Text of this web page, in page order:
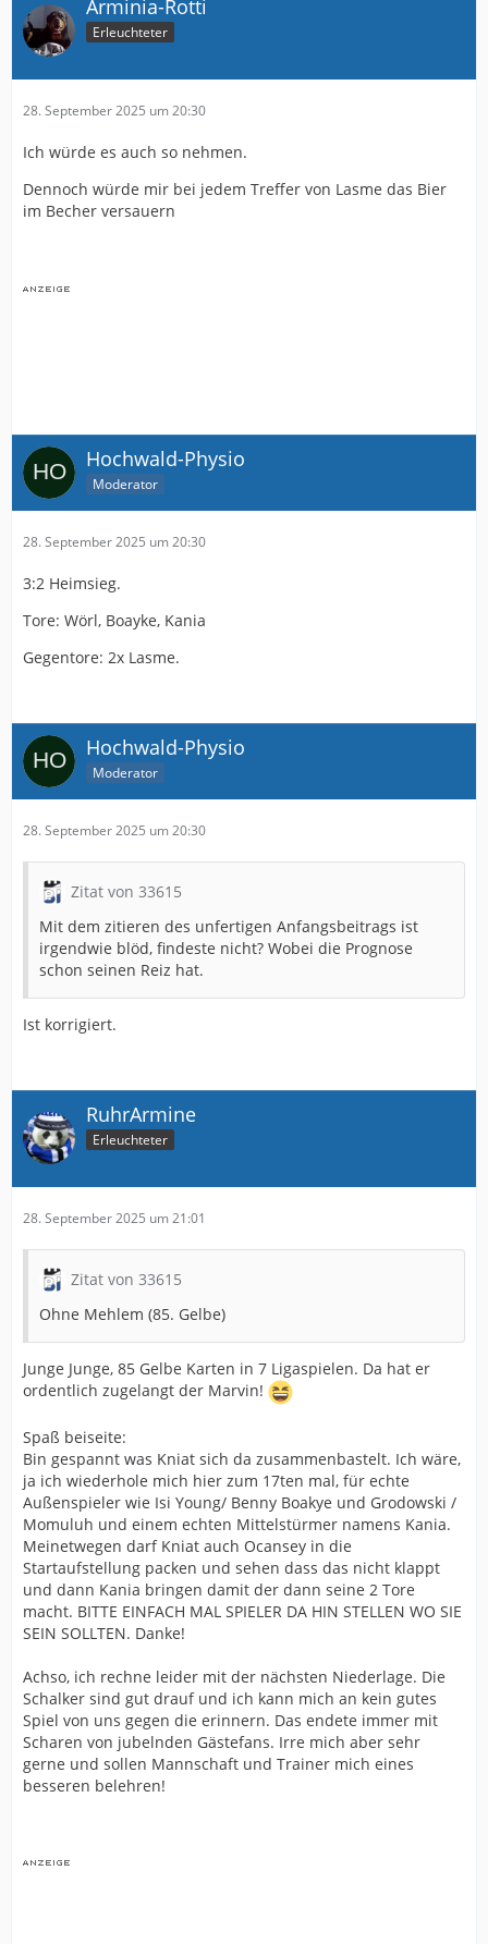
Arminia-Rotti
Erleuchteter
28. September 2025 um 20:30
Ich würde es auch so nehmen.
Dennoch würde mir bei jedem Treffer von Lasme das Bier
im Becher versauern
Hochwald-Physio
Moderator
28. September 2025 um 20:30
3:2 Heimsieg.
Tore: Wörl, Boayke, Kania
Gegentore: 2x Lasme.
Hochwald-Physio
Moderator
28. September 2025 um 20:30
Zitat von 33615
Mit dem zitieren des unfertigen Anfangsbeitrags ist
irgendwie blöd, findeste nicht? Wobei die Prognose
schon seinen Reiz hat.
Ist korrigiert.
RuhrArmine
Erleuchteter
28. September 2025 um 21:01
Zitat von 33615
Ohne Mehlem (85. Gelbe)
Junge Junge, 85 Gelbe Karten in 7 Ligaspielen. Da hat er
ordentlich zugelangt der Marvin!
Spaß beiseite:
Bin gespannt was Kniat sich da zusammenbastelt. Ich wäre,
ja ich wiederhole mich hier zum 17ten mal, für echte
Außenspieler wie Isi Young/ Benny Boakye und Grodowski /
Momuluh und einem echten Mittelstürmer namens Kania.
Meinetwegen darf Kniat auch Ocansey in die
Startaufstellung packen und sehen dass das nicht klappt
und dann Kania bringen damit der dann seine 2 Tore
macht. BITTE EINFACH MAL SPIELER DA HIN STELLEN WO SIE
SEIN SOLLTEN. Danke!
Achso, ich rechne leider mit der nächsten Niederlage. Die
Schalker sind gut drauf und ich kann mich an kein gutes
Spiel von uns gegen die erinnern. Das endete immer mit
Scharen von jubelnden Gästefans. Irre mich aber sehr
gerne und sollen Mannschaft und Trainer mich eines
besseren belehren!